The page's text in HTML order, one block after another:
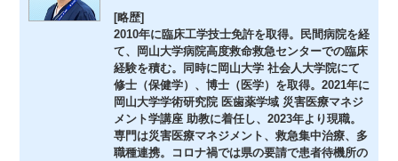
[略歴]
2010年に臨床工学技士免許を取得。民間病院を経
て、岡山大学病院高度救命救急センターでの臨床
経験を積む。同時に岡山大学 社会人大学院にて
修士（保健学）、博士（医学）を取得。2021年に
岡山大学学術研究院 医歯薬学域 災害医療マネジ
メント学講座 助教に着任し、2023年より現職。
専門は災害医療マネジメント、救急集中治療、多
職種連携。コロナ禍では県の要請で患者待機所の